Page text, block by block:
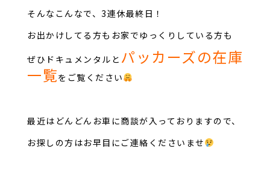
そんなこんなで、3連休最終日！
お出かけしてる方もお家でゆっくりしている方も
ぜひドキュメンタルと パッカーズの在庫
一覧をご覧ください
最近はどんどんお車に商談が入っておりますので、
お探しの方はお早目にご連絡くださいませ